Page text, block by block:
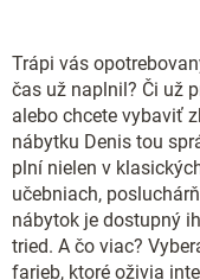
Trápi vás
čas už naplnil? Či už
alebo chcete vybaviť
nábytku Denis tou
plní nielen v
učebniach,
nábytok je dostupný
tried. A čo viac?
farieb, ktoré oživia